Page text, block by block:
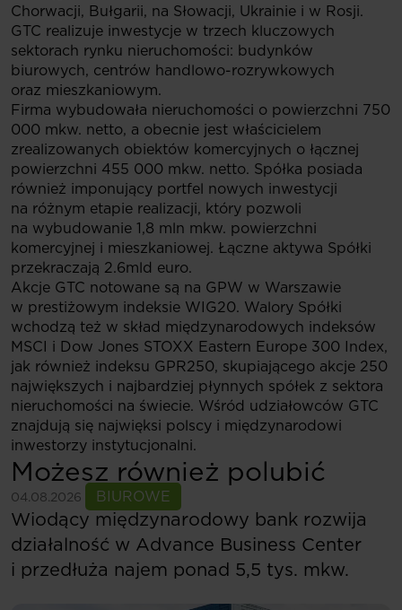
Chorwacji, Bułgarii, na Słowacji, Ukrainie i w Rosji.
GTC realizuje inwestycje w trzech kluczowych
sektorach rynku nieruchomości: budynków
biurowych, centrów handlowo-rozrywkowych
oraz mieszkaniowym.
Firma wybudowała nieruchomości o powierzchni 750
000 mkw. netto, a obecnie jest właścicielem
zrealizowanych obiektów komercyjnych o łącznej
powierzchni 455 000 mkw. netto. Spółka posiada
również imponujący portfel nowych inwestycji
na różnym etapie realizacji, który pozwoli
na wybudowanie 1,8 mln mkw. powierzchni
komercyjnej i mieszkaniowej. Łączne aktywa Spółki
przekraczają 2.6mld euro.
Akcje GTC notowane są na GPW w Warszawie
w prestiżowym indeksie WIG20. Walory Spółki
wchodzą też w skład międzynarodowych indeksów
MSCI i Dow Jones STOXX Eastern Europe 300 Index,
jak również indeksu GPR250, skupiającego akcje 250
największych i najbardziej płynnych spółek z sektora
nieruchomości na świecie. Wśród udziałowców GTC
znajdują się najwięksi polscy i międzynarodowi
inwestorzy instytucjonalni.
Możesz również polubić
04.08.2026 BIUROWE
Zobacz więcej
Wiodący międzynarodowy bank rozwija
działalność w Advance Business Center
i przedłuża najem ponad 5,5 tys. mkw.